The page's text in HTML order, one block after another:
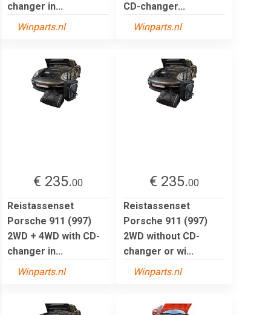
changer in...
Winparts.nl
CD-changer...
Winparts.nl
€ 235.00
Reistassenset
Porsche 911 (997)
2WD + 4WD with CD-
changer in...
Winparts.nl
€ 235.00
Reistassenset
Porsche 911 (997)
2WD without CD-
changer or wi...
Winparts.nl